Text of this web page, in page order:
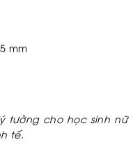
mm
tưởng cho học sinh nữ
tế.